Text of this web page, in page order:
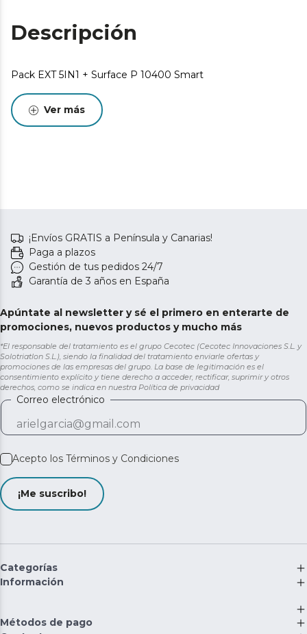
Descripción
Pack EXT 5IN1 + Surface P 10400 Smart
Ver más
¡Envíos GRATIS a Península y Canarias!
Paga a plazos
Gestión de tus pedidos 24/7
Garantía de 3 años en España
Apúntate al newsletter y sé el primero en enterarte de
promociones, nuevos productos y mucho más
*El responsable del tratamiento es el grupo Cecotec (Cecotec Innovaciones S.L. y
Solotriatlon S.L.), siendo la finalidad del tratamiento enviarle ofertas y
promociones de las empresas del grupo. La base de legitimación es el
consentimiento explícito y tiene derecho a acceder, rectificar, suprimir y otros
derechos, como se indica en nuestra Política de privacidad
Correo electrónico
Acepto los Términos y Condiciones
¡Me suscribo!
Categorías
Información
Métodos de pago